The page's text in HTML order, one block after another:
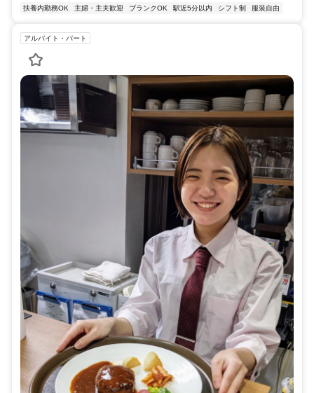
扶養内勤務OK 主婦・主夫歓迎 ブランクOK 駅近5分以内 シフト制 服装自由
アルバイト・パート